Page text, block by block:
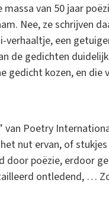
van 50 jaar
Nee, ze schrijven
een
de gedichten
gedicht kozen, en die
van Poetry
nut ervan, of
door poëzie, erdoor
ontledend, …